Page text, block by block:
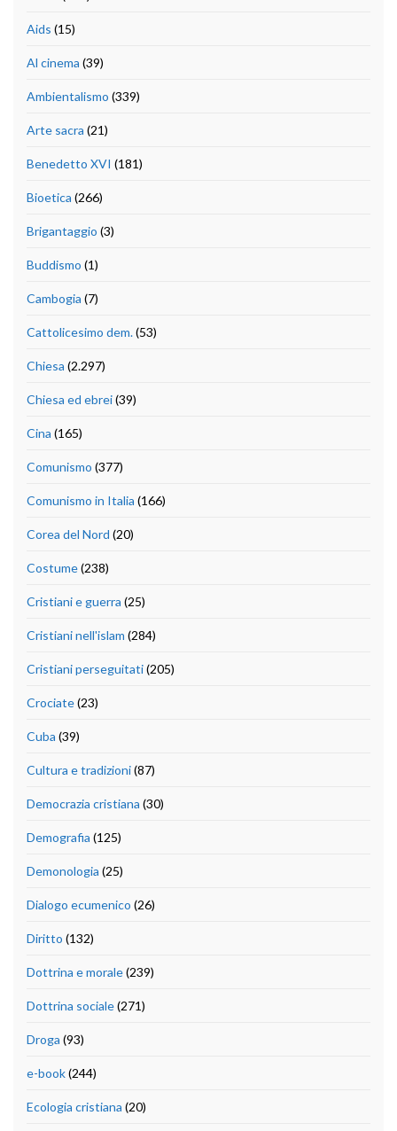
Aids (15)
Al cinema (39)
Ambientalismo (339)
Arte sacra (21)
Benedetto XVI (181)
Bioetica (266)
Brigantaggio (3)
Buddismo (1)
Cambogia (7)
Cattolicesimo dem.(53)
Chiesa (2.297)
Chiesa ed ebrei(39)
Cina (165)
Comunismo (377)
Comunismo in Italia (166)
Corea del Nord (20)
Costume(238)
Cristiani e guerra (25)
Cristiani nell'islam (284)
Cristiani perseguitati(205)
Crociate(23)
Cuba (39)
Cultura e tradizioni(87)
Democrazia cristiana (30)
Demografia (125)
Demonologia (25)
Dialogo ecumenico (26)
Diritto (132)
Dottrina e morale(239)
Dottrina sociale(271)
Droga (93)
e-book(244)
Ecologia cristiana (20)